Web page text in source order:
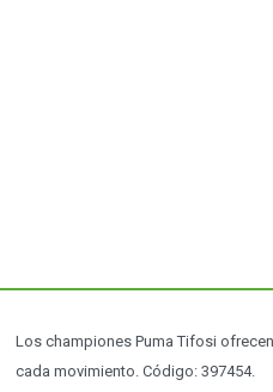
Los championes Puma Tifosi
cada movimiento. Código: 397454.